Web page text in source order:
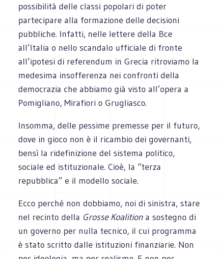
possibilità delle classi popolari di poter
partecipare alla formazione delle decisioni
pubbliche. Infatti, nelle lettere della Bce
all’Italia o nello scandalo ufficiale di fronte
all’ipotesi di referendum in Grecia ritroviamo la
medesima insofferenza nei confronti della
democrazia che abbiamo già visto all’opera a
Pomigliano, Mirafiori o Grugliasco.
Insomma, delle pessime premesse per il futuro,
dove in gioco non è il ricambio dei governanti,
bensì la ridefinizione del sistema politico,
sociale ed istituzionale. Cioè, la “terza
repubblica” e il modello sociale.
Ecco perché non dobbiamo, noi di sinistra, stare
nel recinto della Grosse Koalition a sostegno di
un governo per nulla tecnico, il cui programma
è stato scritto dalle istituzioni finanziarie. Non